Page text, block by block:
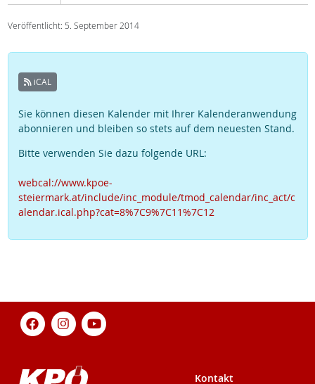
Veröffentlicht: 5. September 2014
iCAL
Sie können diesen Kalender mit Ihrer Kalenderanwendung
abonnieren und bleiben so stets auf dem neuesten Stand.
Bitte verwenden Sie dazu folgende URL:
webcal://www.kpoe-
steiermark.at/include/inc_module/tmod_calendar/inc_act/c
alendar.ical.php?cat=8%7C9%7C11%7C12
Kontakt